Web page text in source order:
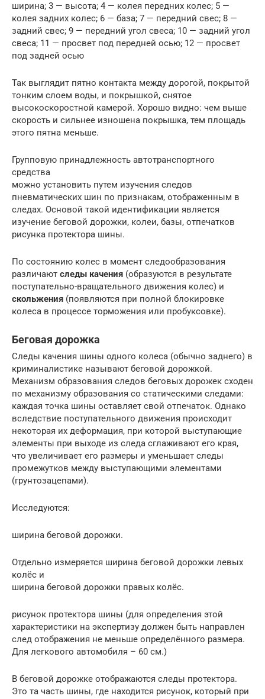
ширина; 3 — высота; 4 — колея передних колес; 5 —
колея задних колес; 6 — база; 7 — передний свес; 8 —
задний свес; 9 — передний угол свеса; 10 — задний угол
свеса; 11 — просвет под передней осью; 12 — просвет
под задней осью
Так выглядит пятно контакта между дорогой, покрытой
тонким слоем воды, и покрышкой, снятое
высокоскоростной камерой. Хорошо видно: чем выше
скорость и сильнее изношена покрышка, тем площадь
этого пятна меньше.
Групповую принадлежность автотранспортного
средства
можно установить путем изучения следов
пневматических шин по признакам, отображенным в
следах. Основой такой идентификации является
изучение беговой дорожки, колеи, базы, отпечатков
рисунка протектора шины.
По состоянию колес в момент следообразования
различают следы качения (образуются в результате
поступательно-вращательного движения колес) и
скольжения (появляются при полной блокировке
колеса в процессе торможения или пробуксовке).
Беговая дорожка
Следы качения шины одного колеса (обычно заднего) в
криминалистике называют беговой дорожкой.
Механизм образования следов беговых дорожек сходен
по механизму образования со статическими следами:
каждая точка шины оставляет свой отпечаток. Однако
вследствие поступательного движения происходит
некоторая их деформация, при которой выступающие
элементы при выходе из следа сглаживают его края,
что увеличивает его размеры и уменьшает следы
промежутков между выступающими элементами
(грунтозацепами).
Исследуются:
ширина беговой дорожки.
Отдельно измеряется ширина беговой дорожки левых
колёс и
ширина беговой дорожки правых колёс.
рисунок протектора шины (для определения этой
характеристики на экспертизу должен быть направлен
след отображения не меньше определённого размера.
Для легкового автомобиля – 60 см.)
В беговой дорожке отображаются следы протектора.
Это та часть шины, где находится рисунок, который при